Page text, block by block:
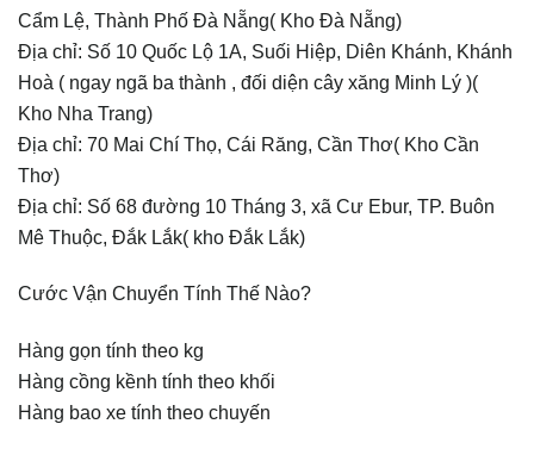
Cẩm Lệ, Thành Phố Đà Nẵng( Kho Đà Nẵng)
Địa chỉ: Số 10 Quốc Lộ 1A, Suối Hiệp, Diên Khánh, Khánh
Hoà ( ngay ngã ba thành , đối diện cây xăng Minh Lý )(
Kho Nha Trang)
Địa chỉ: 70 Mai Chí Thọ, Cái Răng, Cần Thơ( Kho Cần
Thơ)
Địa chỉ: Số 68 đường 10 Tháng 3, xã Cư Ebur, TP. Buôn
Mê Thuộc, Đắk Lắk( kho Đắk Lắk)
Cước Vận Chuyển Tính Thế Nào?
Hàng gọn tính theo kg
Hàng cồng kềnh tính theo khối
Hàng bao xe tính theo chuyến